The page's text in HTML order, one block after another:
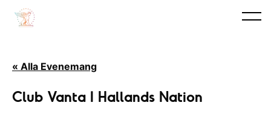
« Alla Evenemang
Club Vanta I Hallands Nation